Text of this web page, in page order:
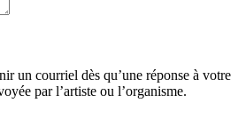
un courriel dès qu’une réponse à votre
par l’artiste ou l’organisme.